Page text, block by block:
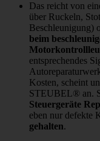
Das reicht von
über Ruckeln,
Beschleunigung)
beim
entsprechendes
Kosten, scheint
STEUBEL® an.
Steuergeräte
eben nur defekte
gehalten.